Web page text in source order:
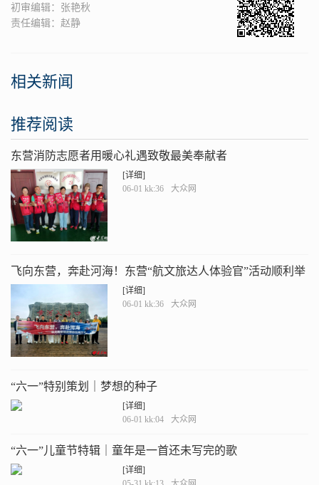
初审编辑：张艳秋
责任编辑：赵静
相关新闻
推荐阅读
东营消防志愿者用暖心礼遇致敬最美奉献者
[详细]
06-01 kk:36
大众网
飞向东营，奔赴河海！东营“航文旅达人体验官”活动顺利举
[详细]
06-01 kk:36
大众网
“六一”特别策划｜梦想的种子
[详细]
06-01 kk:04
大众网
“六一”儿童节特辑｜童年是一首还未写完的歌
[详细]